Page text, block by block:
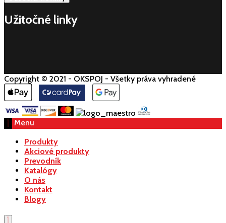
Užitočné linky
Copyright © 2021 - OKSPOJ - Všetky práva vyhradené
Menu
Produkty
Akciové produkty
Prevodník
Katalógy
O nás
Kontakt
Blogy